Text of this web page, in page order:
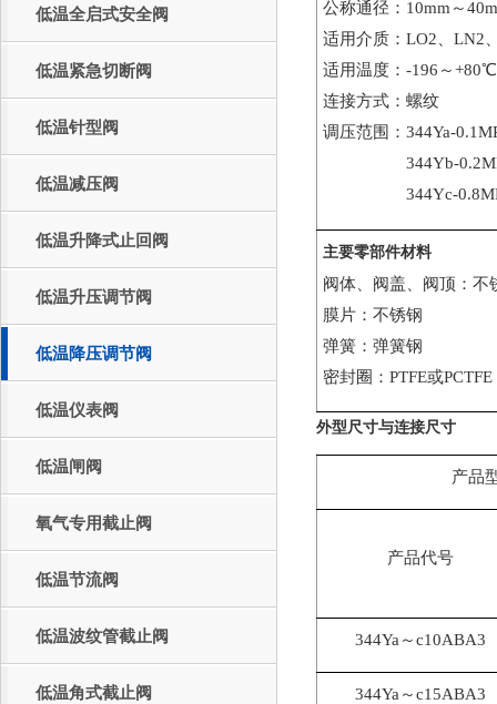
低温全启式安全阀
低温紧急切断阀
低温针型阀
低温减压阀
低温升降式止回阀
低温升压调节阀
低温降压调节阀
低温仪表阀
低温闸阀
氧气专用截止阀
低温节流阀
低温波纹管截止阀
低温角式截止阀
公称通径：10mm～
适用介质：LO2、LN2
适用温度：-196～+80℃
连接方式：螺纹
调压范围：344Ya-
344Yb-0.2MPa
344Yc-0.8MPa
主要零部件材料
阀体、阀盖、阀顶：不
膜片：不锈钢
弹簧：弹簧钢
密封圈：PTFE或PCTFE
外型尺寸与连接尺寸
产品
产品代号
344Ya～c10ABA3
344Ya～c15ABA3